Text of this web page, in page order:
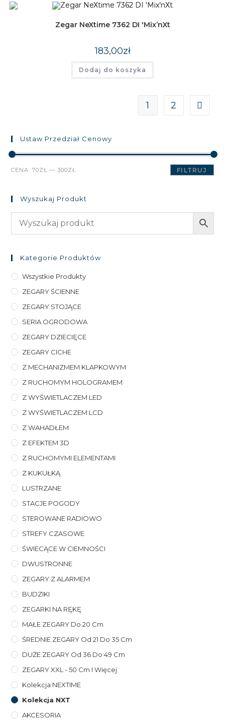
Zegar NeXtime 7362 DI 'Mix’nXt
183,00zł
Dodaj do koszyka
1 2
Ustaw Przedział Cenowy
Cena
Cena
FILTRUJ
CENA:70ZŁ —300ZŁ
Wyszukaj Produkt
Kategorie Produktów
Wszystkie Produkty
ZEGARY ŚCIENNE
ZEGARY STOJĄCE
SERIA OGRODOWA
ZEGARY DZIECIĘCE
ZEGARY CICHE
Z MECHANIZMEM KLAPKOWYM
Z RUCHOMYM HOLOGRAMEM
Z WYŚWIETLACZEM LED
Z WYŚWIETLACZEM LCD
Z WAHADŁEM
Z EFEKTEM 3D
Z RUCHOMYMI ELEMENTAMI
Z KUKUŁKĄ
LUSTRZANE
STACJE POGODY
STEROWANE RADIOWO
STREFY CZASOWE
ŚWIECĄCE W CIEMNOŚCI
DWUSTRONNE
ZEGARY Z ALARMEM
BUDZIKI
ZEGARKI NA RĘKĘ
MAŁE ZEGARY Do 20 Cm
ŚREDNIE ZEGARY Od 21 Do 35 Cm
DUŻE ZEGARY Od 36 Do 49 Cm
ZEGARY XXL - 50 Cm I Więcej
Kolekcja NEXTIME
Kolekcja NXT
AKCESORIA